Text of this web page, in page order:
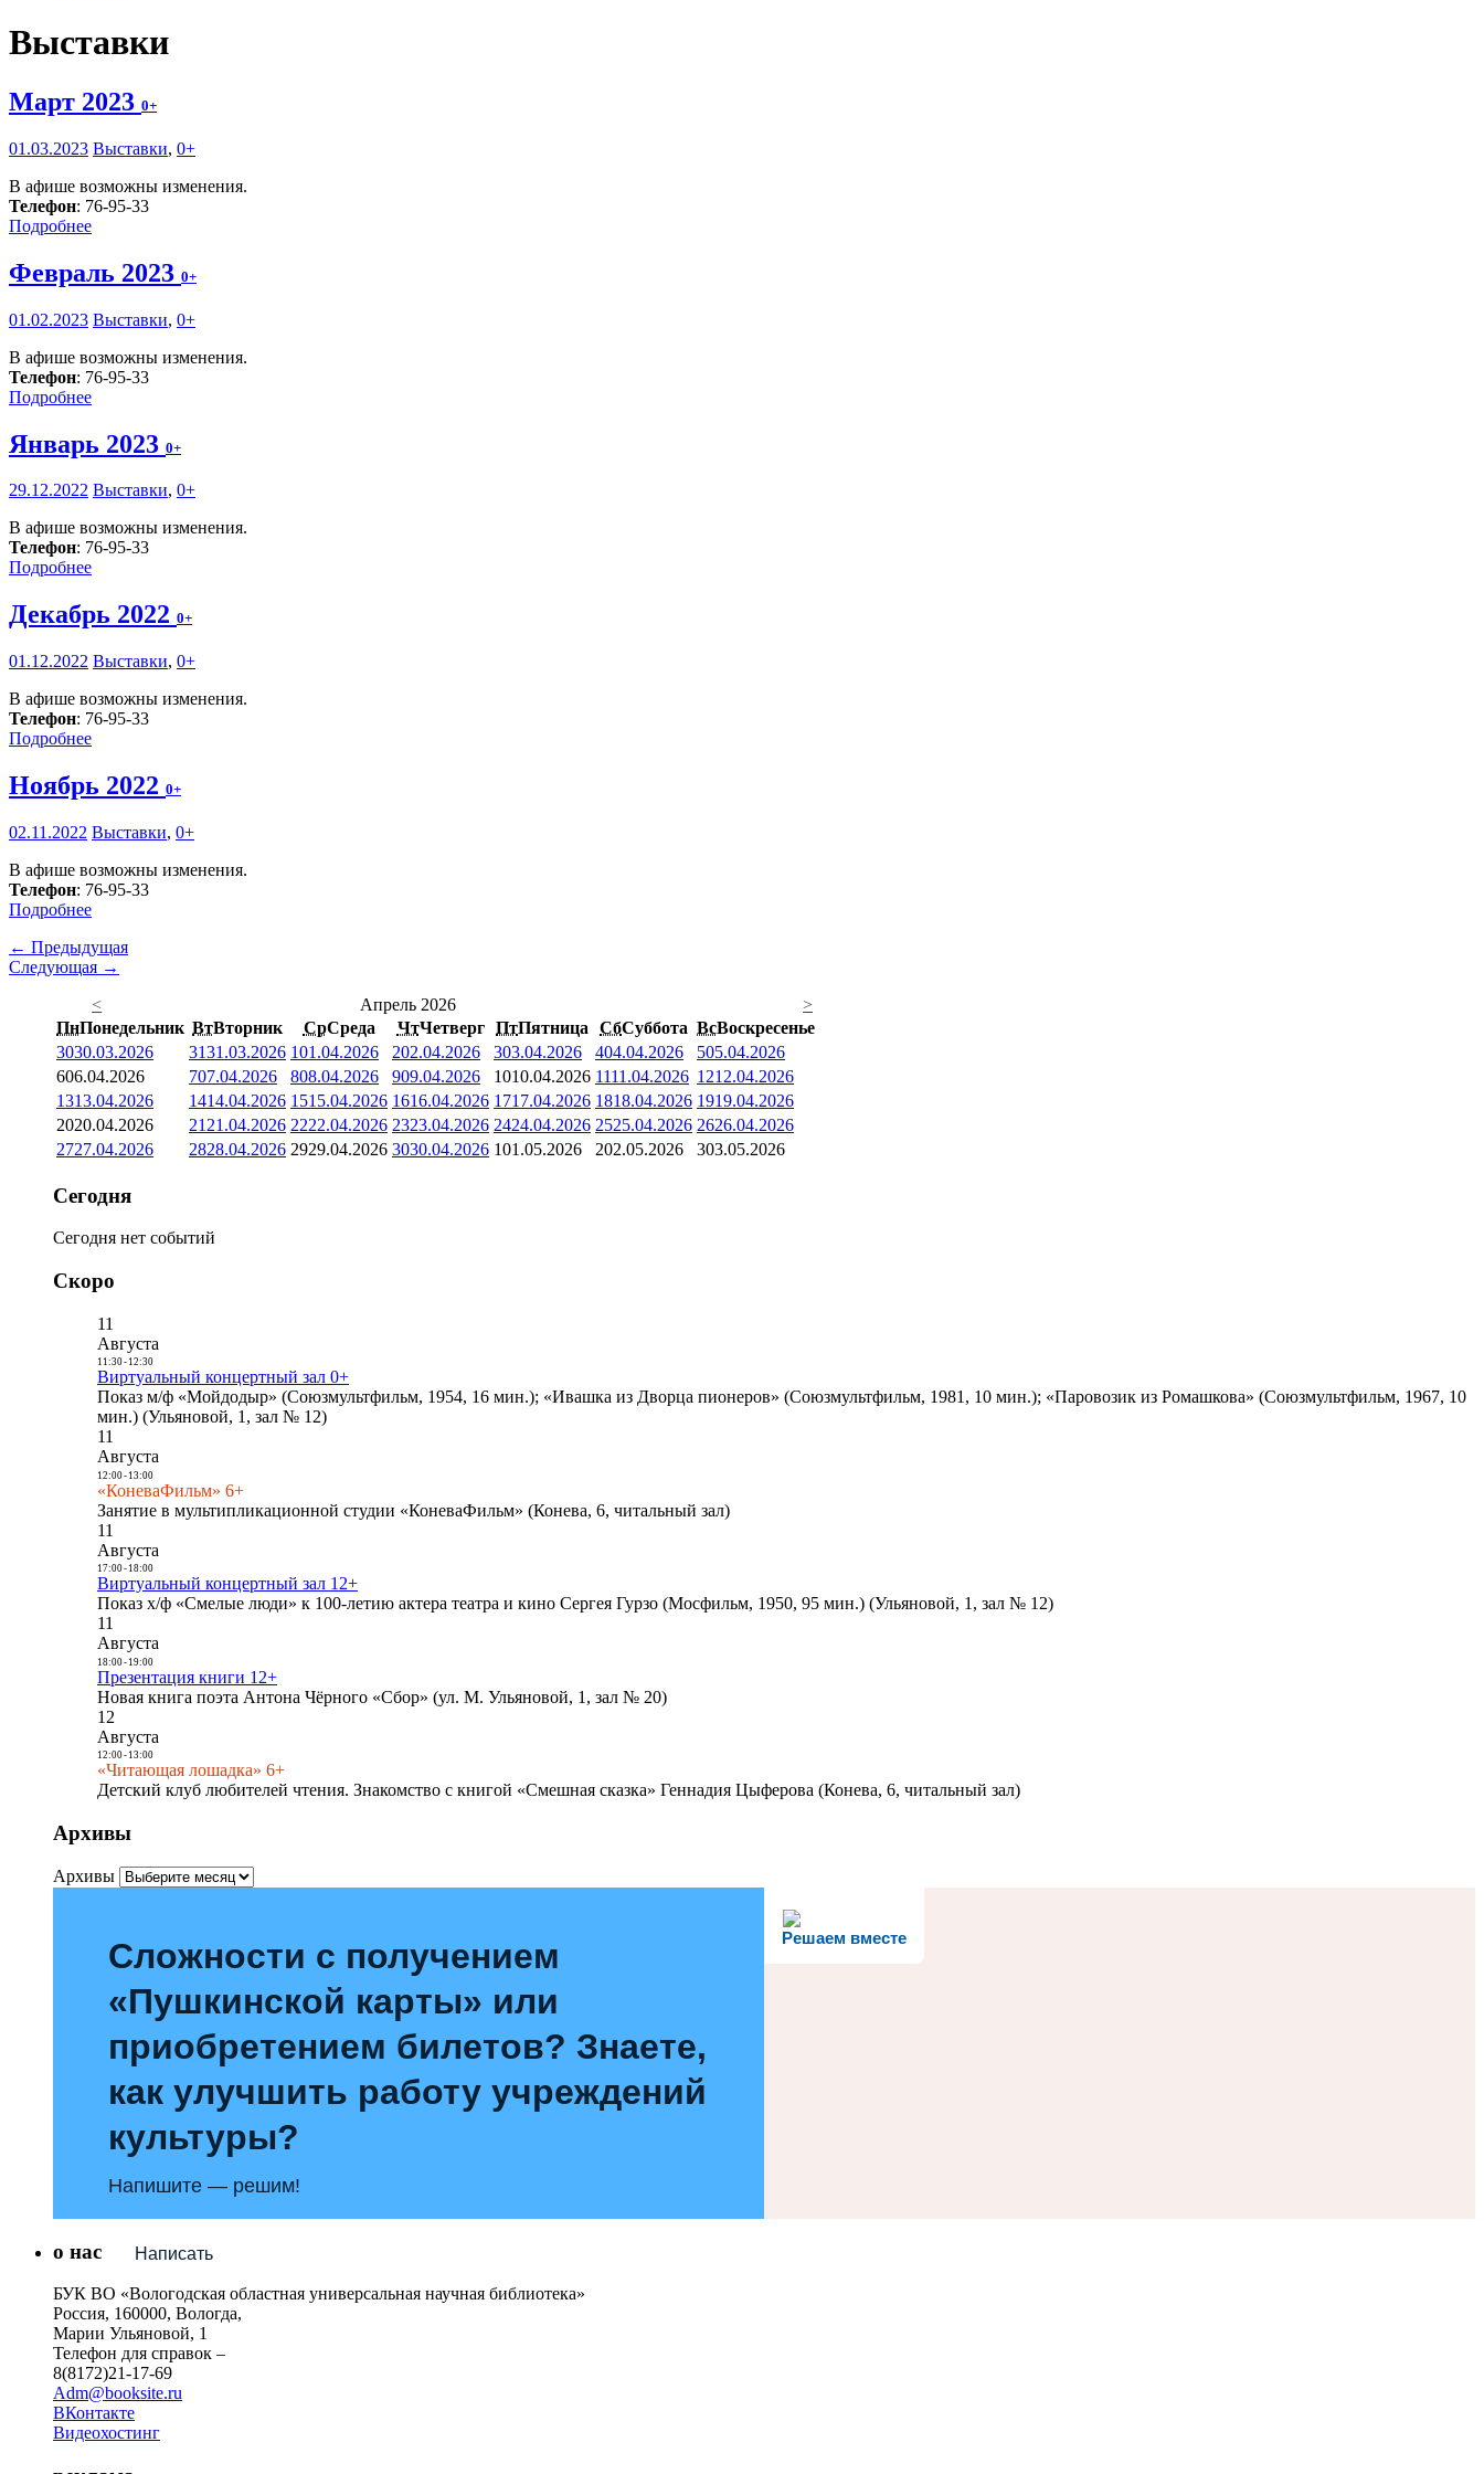
Выставки
Март 2023 0+
01.03.2023 Выставки, 0+
В афише возможны изменения.
Телефон: 76-95-33
Подробнее
Февраль 2023 0+
01.02.2023 Выставки, 0+
В афише возможны изменения.
Телефон: 76-95-33
Подробнее
Январь 2023 0+
29.12.2022 Выставки, 0+
В афише возможны изменения.
Телефон: 76-95-33
Подробнее
Декабрь 2022 0+
01.12.2022 Выставки, 0+
В афише возможны изменения.
Телефон: 76-95-33
Подробнее
Ноябрь 2022 0+
02.11.2022 Выставки, 0+
В афише возможны изменения.
Телефон: 76-95-33
Подробнее
← Предыдущая
Следующая →
<
Апрель 2026
>
ПнПонедельник ВтВторник СрСреда ЧтЧетверг ПтПятница СбСуббота ВсВоскресенье
3030.03.2026 3131.03.2026 101.04.2026 202.04.2026 303.04.2026 404.04.2026 505.04.2026
606.04.2026 707.04.2026 808.04.2026 909.04.2026 1010.04.2026 1111.04.2026 1212.04.2026
1313.04.2026 1414.04.2026 1515.04.2026 1616.04.2026 1717.04.2026 1818.04.2026 1919.04.2026
2020.04.2026 21 21.04.2026 2222.04.2026 2323.04.2026 2424.04.2026 2525.04.2026 2626.04.2026
2727.04.2026 2828.04.2026 2929.04.2026 3030.04.2026 101.05.2026 202.05.2026 303.05.2026
Сегодня
Сегодня нет событий
Скоро
11
Августа
11:30- 12:30
Виртуальный концертный зал 0+
Показ м/ф «Мойдодыр» (Союзмультфильм, 1954, 16 мин.); «Ивашка из Дворца пионеров» (Союзмультфильм, 1981, 10 мин.); «Паровозик из Ромашкова» (Союзмультфильм, 1967, 10
мин.) (Ульяновой, 1, зал № 12)
11
Августа
12:00- 13:00
«КоневаФильм» 6+
Занятие в мультипликационной студии «КоневаФильм» (Конева, 6, читальный зал)
11
Августа
17:00- 18:00
Виртуальный концертный зал 12+
Показ х/ф «Смелые люди» к 100-летию актера театра и кино Сергея Гурзо (Мосфильм, 1950, 95 мин.) (Ульяновой, 1, зал № 12)
11
Августа
18:00- 19:00
Презентация книги 12+
Новая книга поэта Антона Чёрного «Сбор» (ул. М. Ульяновой, 1, зал № 20)
12
Августа
12:00- 13:00
«Читающая лошадка» 6+
Детский клуб любителей чтения. Знакомство с книгой «Смешная сказка» Геннадия Цыферова (Конева, 6, читальный зал)
Архивы
Архивы
Решаем вместе
Сложности с получением
«Пушкинской карты» или
приобретением билетов? Знаете,
как улучшить работу учреждений
культуры?
Напишите — решим!
Написать
о нас
БУК ВО «Вологодская областная универсальная научная библиотека»
Россия, 160000, Вологда,
Марии Ульяновой, 1
Телефон для справок –
8(8172)21-17-69
Adm@booksite.ru
ВКонтакте
Видеохостинг